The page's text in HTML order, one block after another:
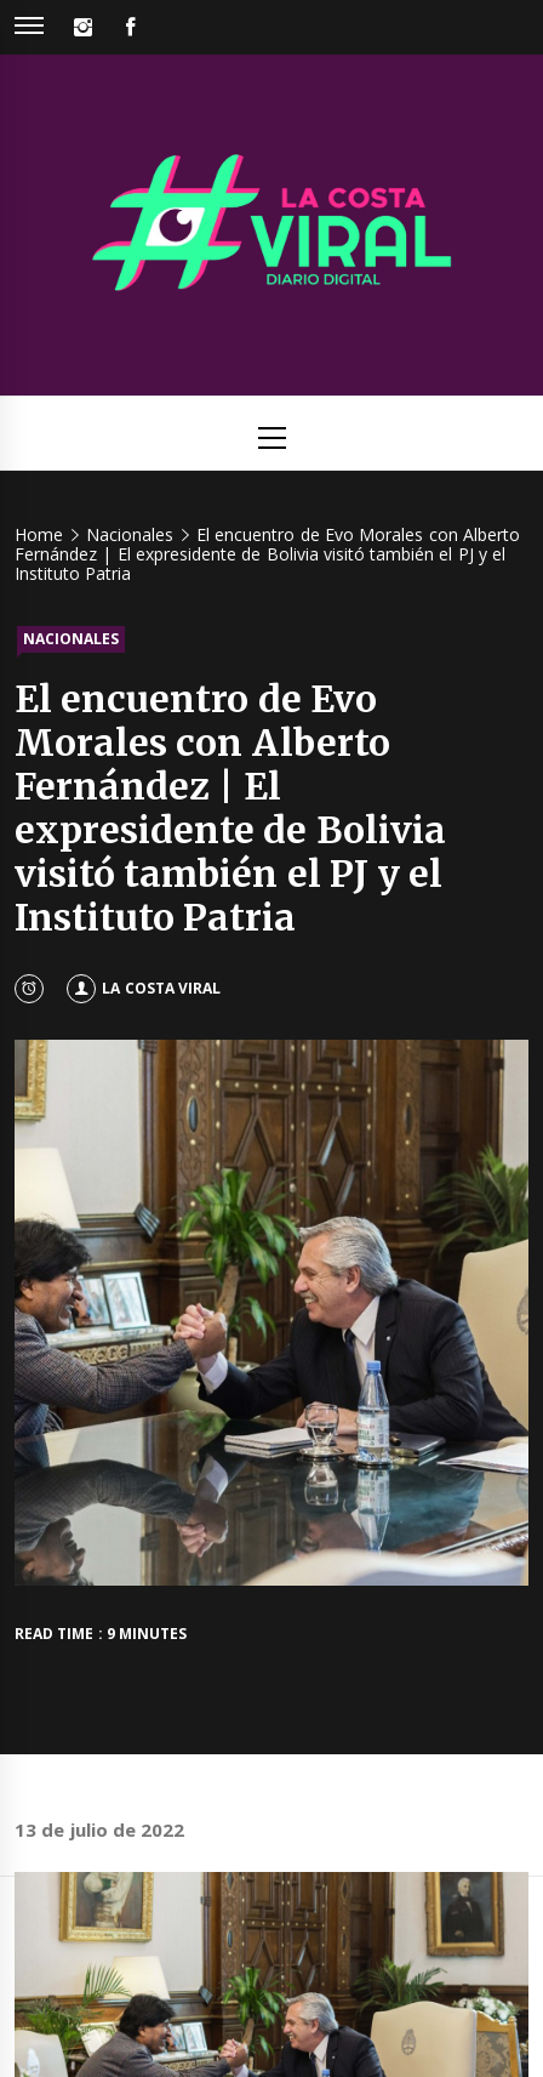
Skip
INSTAGRAM
Viral
Menu
Home Nacionales
El encuentro de Evo Morales con Alberto
Fernández | El expresidente de Bolivia visitó también el PJ y el
Instituto Patria
NACIONALES
El encuentro de Evo
Morales con Alberto
Fernández | El
expresidente de Bolivia
visitó también el PJ y el
Instituto Patria
LA COSTA VIRAL
READ TIME : 9 MINUTES
13 de julio de 2022